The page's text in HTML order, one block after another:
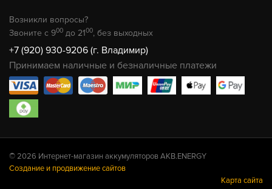
Возникли вопросы?
Звоните с 900 до 2100, без выходных
+7 (920) 930-9206 (г. Владимир)
Принимаем наличные и безналичные платежи
© 2026 Интернет-магазин аккумуляторов AKB.ENERGY
Создание и продвижение сайтов
Карта сайта